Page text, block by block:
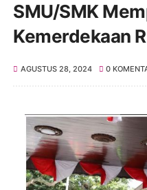
SMU/SMK
Kemerdekaan
AGUSTUS 28, 2024 0